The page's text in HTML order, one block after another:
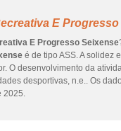
E
E Progresso Seixense
é de tipo ASS. A solidez
O desenvolvimento da
desportivas, n.e.. Os
2025.